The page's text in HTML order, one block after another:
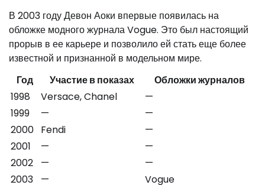
В 2003 году Девон Аоки впервые появилась на
обложке модного журнала Vogue. Это был настоящий
прорыв в ее карьере и позволило ей стать еще более
известной и признанной в модельном мире.
Год
Участие в показах
Обложки журналов
1998
Versace, Chanel
—
1999
—
—
2000 Fendi
—
2001
—
—
2002
—
—
2003
— Vogue